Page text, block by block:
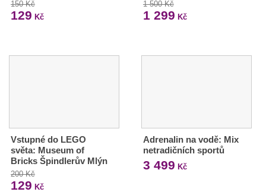
150 Kč
129 Kč
1 500 Kč
1 299 Kč
Vstupné do LEGO
světa: Museum of
Bricks Špindlerův Mlýn
200 Kč
129 Kč
Adrenalin na vodě: Mix
netradičních sportů
3 499 Kč